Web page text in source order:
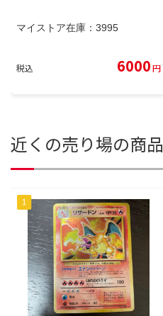
マイストア在庫： 3995
税込 6000円
近くの売り場の商品